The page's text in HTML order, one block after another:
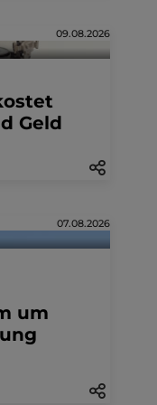
09.08.2026
Geld
07.08.2026
um